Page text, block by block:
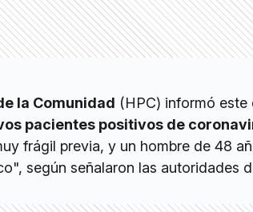
la Comunidad (HPC) informó
pacientes positivos de
frágil previa, y un hombre de 48
según señalaron las autoridades